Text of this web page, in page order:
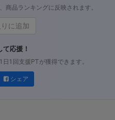
商品ランキングに反映されます。
に追加
応援！
日1回支援PTが獲得できます。
シェア